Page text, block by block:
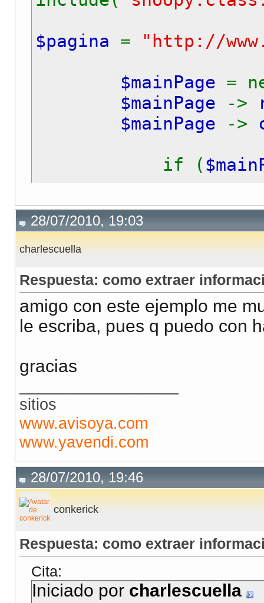
$pagina =
"http://
$mainPage =
$mainPage
->
$mainPage
->
if (
echo
echo
echo
} else {
echo
}
28/07/2010, 19:03
charlescuella
Respuesta: como extraer
amigo con este ejemplo me
le escriba, pues q puedo con
gracias
sitios
www.avisoya.com
www.yavendi.com
28/07/2010, 19:46
conkerick
Respuesta: como extraer
Cita:
Iniciado por charlescuella